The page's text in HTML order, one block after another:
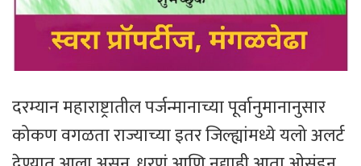
दरम्यान महाराष्ट्रातील पर्जन्मानाच्या पूर्वानुमानानुसार
कोकण वगळता राज्याच्या इतर जिल्ह्यांमध्ये यलो अलर्ट